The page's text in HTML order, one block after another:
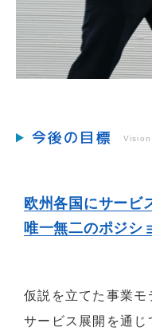
今後の目標 Vision
欧州各国にサービ
唯一無二のポジシ
仮説を立てた事業
サービス展開を通じ